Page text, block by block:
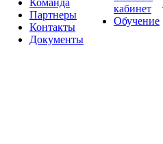
Команда
Партнеры
Контакты
Документы
кабинет
Обучение